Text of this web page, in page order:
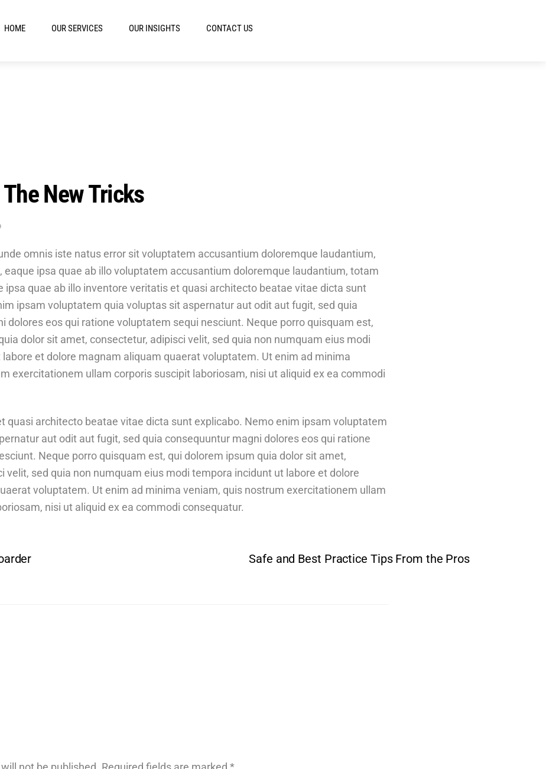
HOME OUR SERVICES OUR INSIGHTS CONTACT US
New Tricks
omnis iste natus error sit voluptatem accusantium doloremque laudantium,
eaque ipsa quae ab illo voluptatem accusantium doloremque laudantium, totam
ipsa quae ab illo inventore veritatis et quasi architecto beatae vitae dicta sunt
ipsam voluptatem quia voluptas sit aspernatur aut odit aut fugit, sed quia
dolores eos qui ratione voluptatem sequi nesciunt. Neque porro quisquam est,
dolor sit amet, consectetur, adipisci velit, sed quia non numquam eius modi
et dolore magnam aliquam quaerat voluptatem. Ut enim ad minima
exercitationem ullam corporis suscipit laboriosam, nisi ut aliquid ex ea commodi
quasi architecto beatae vitae dicta sunt explicabo. Nemo enim ipsam voluptatem
aut odit aut fugit, sed quia consequuntur magni dolores eos qui ratione
Neque porro quisquam est, qui dolorem ipsum quia dolor sit amet,
velit, sed quia non numquam eius modi tempora incidunt ut labore et dolore
voluptatem. Ut enim ad minima veniam, quis nostrum exercitationem ullam
nisi ut aliquid ex ea commodi consequatur.
Safe and Best Practice Tips From the Pros